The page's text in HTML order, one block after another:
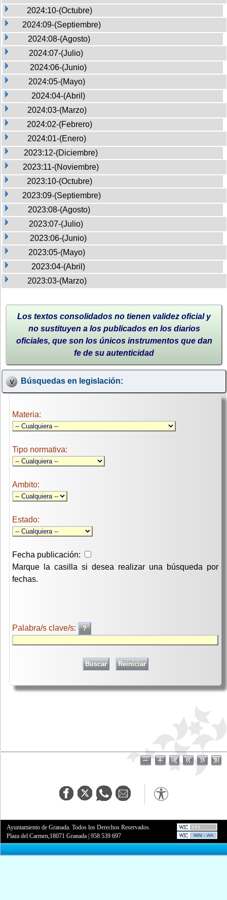
2024:10-(Octubre)
2024:09-(Septiembre)
2024:08-(Agosto)
2024:07-(Julio)
2024:06-(Junio)
2024:05-(Mayo)
2024:04-(Abril)
2024:03-(Marzo)
2024:02-(Febrero)
2024:01-(Enero)
2023:12-(Diciembre)
2023:11-(Noviembre)
2023:10-(Octubre)
2023:09-(Septiembre)
2023:08-(Agosto)
2023:07-(Julio)
2023:06-(Junio)
2023:05-(Mayo)
2023:04-(Abril)
2023:03-(Marzo)
Los textos consolidados no tienen validez oficial y
no sustituyen a los publicados en los diarios
oficiales, que son los únicos instrumentos que dan
fe de su autenticidad
Búsquedas en legislación:
Materia:
Tipo normativa:
Ambito:
Estado:
Fecha publicación:
Marque la casilla si desea realizar una búsqueda por
fechas.
Palabra/s clave/s:
Ayuntamiento de Granada. Todos los Derechos Reservados.
Plaza del Carmen,18071 Granada |958 539 697